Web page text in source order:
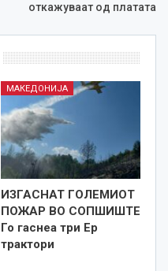
откажуваат од платата
МАКЕДОНИЈА
ИЗГАСНАТ ГОЛЕМИОТ
ПОЖАР ВО СОПШИШТЕ
Го гаснеа три Ер
трактори